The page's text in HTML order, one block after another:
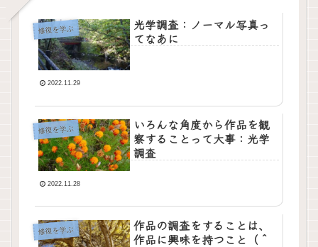
修復を学ぶ
光学調査：ノーマル写真っ
てなあに
2022.11.29
修復を学ぶ
いろんな角度から作品を観
察することって大事：光学
調査
2022.11.28
修復を学ぶ
作品の調査をすることは、
作品に興味を持つこと（＾